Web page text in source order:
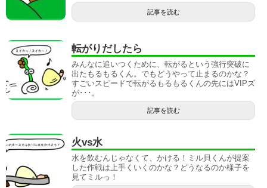
記事を読む
転がりだしたら
みんなに追いつくために、転がるという強行突破に
出たもるもるくん。でもどうやって止まるのかな？
すごいスピードで転がるもるもるくんの先にはVIPズ
が･･･。
記事を読む
火vs水
水を飲むんじゃなくて、かける！ミル貝くんが提案
した作戦は上手くいくのかな？どうなるのか様子を
見てミルっ！